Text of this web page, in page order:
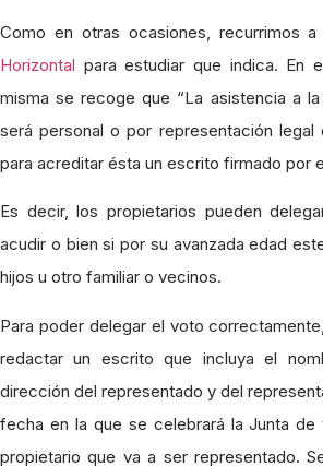
Como en otras ocasiones, recurrimos a
Horizontal para estudiar que indica. En
misma se recoge que “La asistencia a
será personal o por representación legal
para acreditar ésta un escrito firmado por
Es decir, los propietarios pueden
acudir o bien si por su avanzada edad
hijos u otro familiar o vecinos.
Para poder delegar el voto
redactar un escrito que incluya el
dirección del representado y del
fecha en la que se celebrará la Junta
propietario que va a ser representado.